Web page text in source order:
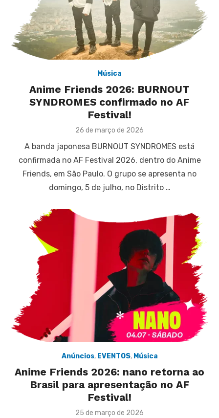
Música
Anime Friends 2026: BURNOUT
SYNDROMES confirmado no AF
Festival!
Posted
26 de março de 2026
A banda japonesa BURNOUT SYNDROMES está
confirmada no AF Festival 2026, dentro do Anime
Friends, em São Paulo. O grupo se apresenta no
domingo, 5 de julho, no Distrito …
Anúncios, EVENTOS, Música
Anime Friends 2026: nano retorna ao
Brasil para apresentação no AF
Festival!
Posted
25 de março de 2026